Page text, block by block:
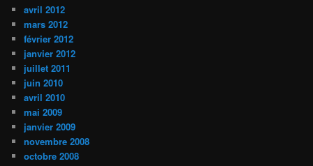
avril 2012
mars 2012
février 2012
janvier 2012
juillet 2011
juin 2010
avril 2010
mai 2009
janvier 2009
novembre 2008
octobre 2008